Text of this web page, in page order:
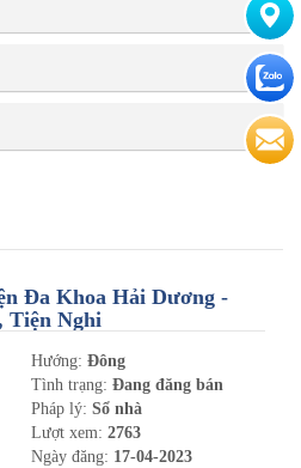
Đa Khoa Hải Dương -
Tiện Nghi
Hướng: Đông
Tình trạng: Đang đăng bán
Pháp lý: Sổ nhà
Lượt xem: 2763
Ngày đăng: 17-04-2023